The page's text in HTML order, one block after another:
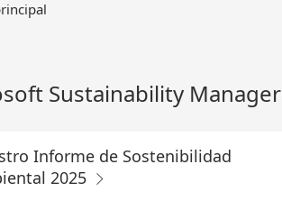
Sustainability Manager
Informe de Sostenibilidad
2025